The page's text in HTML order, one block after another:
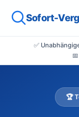
Sofort-
✅
🏆